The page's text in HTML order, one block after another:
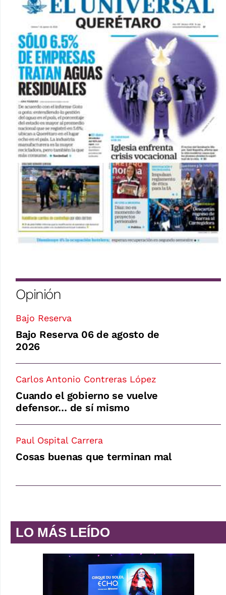
Opinión
Bajo Reserva
Bajo Reserva 06 de agosto de
2026
Carlos Antonio Contreras López
Cuando el gobierno se vuelve
defensor… de sí mismo
Paul Ospital Carrera
Cosas buenas que terminan mal
LO MÁS LEÍDO